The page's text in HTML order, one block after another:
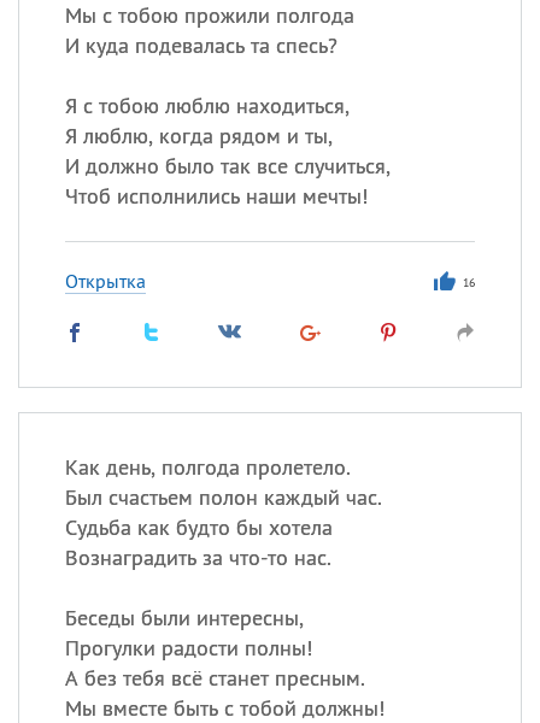
Мы с тобою прожили полгода
И куда подевалась та спесь?
Я с тобою люблю находиться,
Я люблю, когда рядом и ты,
И должно было так все случиться,
Чтоб исполнились наши мечты!
Открытка 16
Как день, полгода пролетело.
Был счастьем полон каждый час.
Судьба как будто бы хотела
Вознаградить за что-то нас.
Беседы были интересны,
Прогулки радости полны!
А без тебя всё станет пресным.
Мы вместе быть с тобой должны!